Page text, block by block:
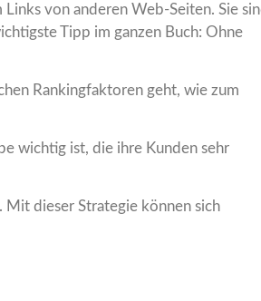
von anderen Web-Seiten. Sie
Tipp im ganzen Buch: Ohne
Rankingfaktoren geht, wie zum
wichtig ist, die ihre Kunden sehr
dieser Strategie können sich